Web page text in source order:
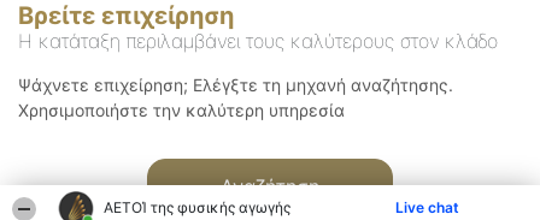
ΑΕΤΟΊ της φυσικής αγωγής Live chat
Βρείτε επιχείρηση
Η κατάταξη περιλαμβάνει τους καλύτερους στον κλάδο
Ψάχνετε επιχείρηση; Ελέγξτε τη μηχανή αναζήτησης.
Χρησιμοποιήστε την καλύτερη υπηρεσία
Αναζήτηση